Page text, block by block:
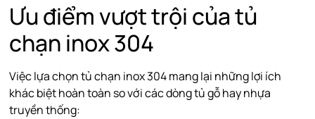
Ưu điểm vượt trội của tủ
chạn inox 304
Việc lựa chọn tủ chạn inox 304 mang lại những lợi ích
khác biệt hoàn toàn so với các dòng tủ gỗ hay nhựa
truyền thống: